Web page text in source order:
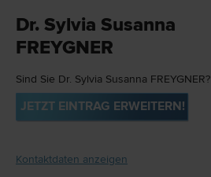
Dr. Sylvia Susanna
FREYGNER
Sind Sie Dr. Sylvia Susanna FREYGNER?
JETZT EINTRAG ERWEITERN!
Kontaktdaten anzeigen